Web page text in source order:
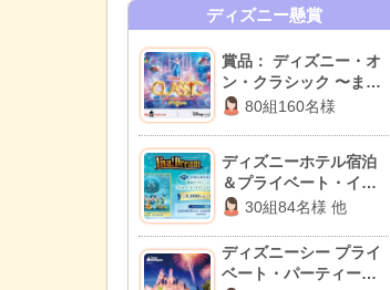
ディズニー懸賞
賞品： ディズニー・オ
ン・クラシック 〜まほ
うの夜の音楽会 2026チ
80組160名様
ディズニーホテル宿泊
＆プライベート・イブ
ニング・パーティー招
30組84名様 他
ディズニーシー プライ
ベート・パーティー招